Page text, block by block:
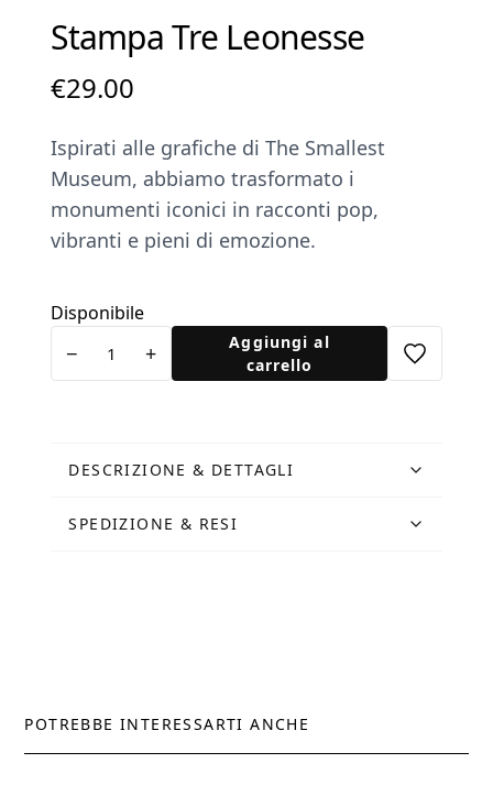
Stampa Tre Leonesse
€29.00
Ispirati alle grafiche di The Smallest
Museum, abbiamo trasformato i
monumenti iconici in racconti pop,
vibranti e pieni di emozione.
Disponibile
− +
Aggiungi al
carrello
DESCRIZIONE & DETTAGLI
SPEDIZIONE & RESI
POTREBBE INTERESSARTI ANCHE